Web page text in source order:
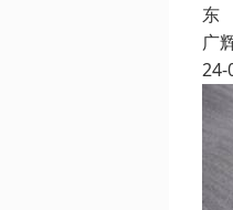
东
广
24-